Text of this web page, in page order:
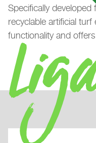
Specifically
recyclable artificial
functionality and